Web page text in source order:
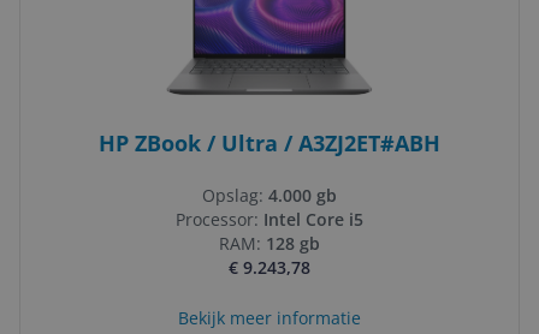
HP ZBook / Ultra / A3ZJ2ET#ABH
Opslag: 4.000 gb
Processor: Intel Core i5
RAM: 128 gb
€ 9.243,78
Bekijk meer informatie